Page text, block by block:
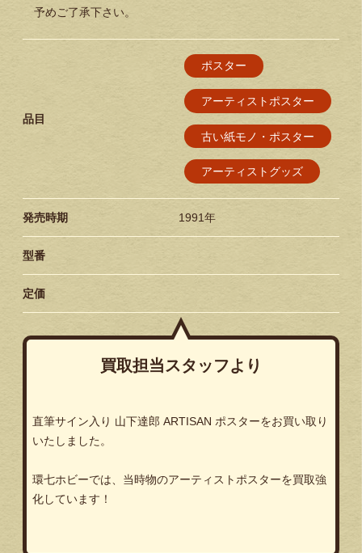
予めご了承下さい。
品目
ポスター
アーティストポスター
古い紙モノ・ポスター
アーティストグッズ
発売時期 1991年
型番
定価
買取担当スタッフより
直筆サイン入り 山下達郎 ARTISAN ポスターをお買い取り
いたしました。
環七ホビーでは、当時物のアーティストポスターを買取強
化しています！